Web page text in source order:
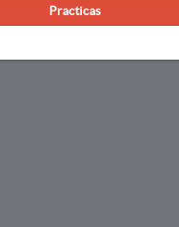
Practicas